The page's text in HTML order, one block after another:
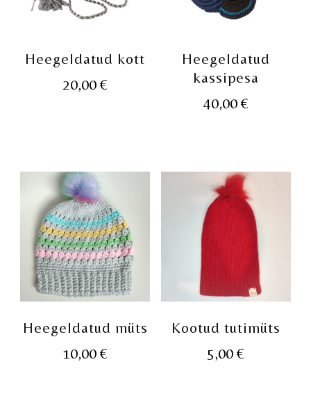
Heegeldatud kott
20,00€
Heegeldatud
kassipesa
40,00 €
Heegeldatud müts
10,00€
Kootud tutimüts
5,00€